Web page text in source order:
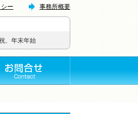
事務所概要
ー
、年末年始